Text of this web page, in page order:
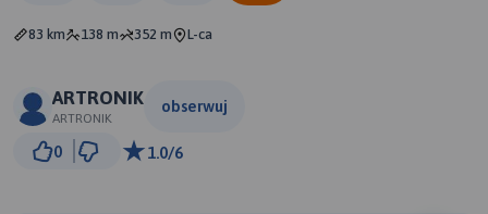
83 km 138 m 352 m L-ca
ARTRONIK
ARTRONIK
obserwuj
0 1.0/6